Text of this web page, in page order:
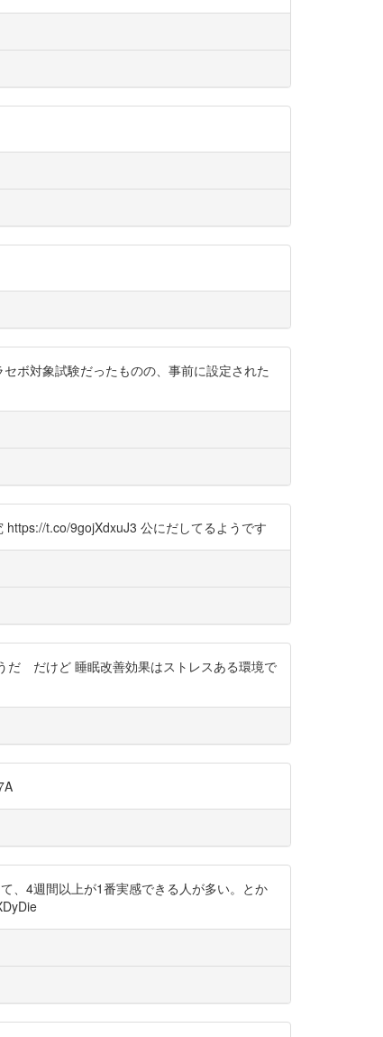
ボ対象試験だったものの、事前に設定された
t.co/9gojXdxuJ3 公にだしてるようです
だ だけど 睡眠改善効果はストレスある環境で
、4週間以上が1番実感できる人が多い。とか